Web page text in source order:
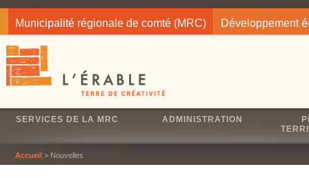
Municipalité régionale de comté (MRC) Développement
SERVICES DE LA MRC ADMINISTRATION
Accueil > Nouvelles